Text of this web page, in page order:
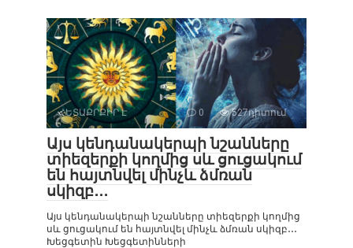
ՀԵՏԱՔՐՔԻՐ Է 0 527դիտում
Այս կենդանակերպի նշանները
տիեզերքի կողմից սև ցուցակում
են հայտնվել մինչև ձմռան
սկիզբ․․․
Այս կենդանակերպի նշանները տիեզերքի կողմից
սև ցուցակում են հայտնվել մինչև ձմռան սկիզբ․․․
Խեցգետին Խեցգետինների